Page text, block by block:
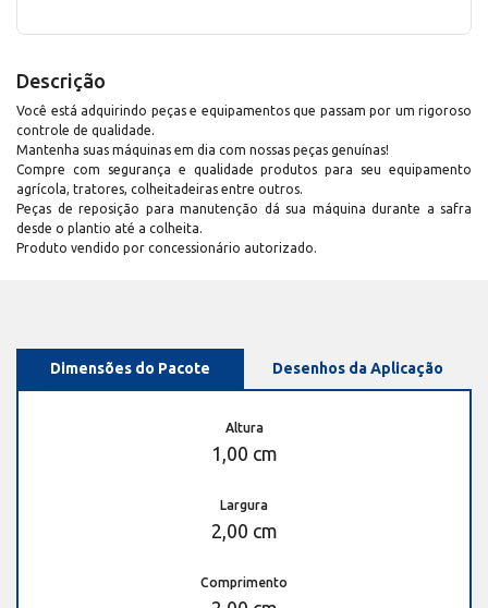
Descrição
Você está adquirindo peças e equipamentos que passam por um rigoroso
controle de qualidade.
Mantenha suas máquinas em dia com nossas peças genuínas!
Compre com segurança e qualidade produtos para seu equipamento
agrícola, tratores, colheitadeiras entre outros.
Peças de reposição para manutenção dá sua máquina durante a safra
desde o plantio até a colheita.
Produto vendido por concessionário autorizado.
Dimensões do Pacote Desenhos da Aplicação
Altura
1,00 cm
Largura
2,00 cm
Comprimento